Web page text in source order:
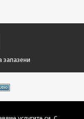
запазени